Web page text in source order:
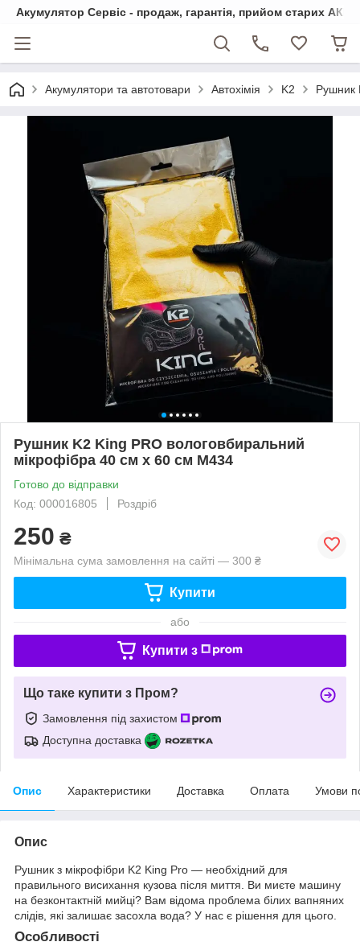
Акумулятор Сервіс - продаж, гарантія, прийом старих АКБ
Акумулятори та автотовари Автохімія K2 Рушник
Рушник K2 King PRO вологовбиральний
мікрофібрa 40 см x 60 см M434
Готово до відправки
Код: 000016805
Роздріб
250 ₴
Мінімальна сума замовлення на сайті — 300 ₴
Купити
або
Купити з
Що таке купити з Пром?
Замовлення під захистом
Доступна доставка
Опис Характеристики Доставка Оплата Умови
Опис
Рушник з мікрофібри K2 King Pro — необхідний для
правильного висихання кузова після миття. Ви миєте машину
на безконтактній мийці? Вам відома проблема білих вапняних
слідів, які залишає засохла вода? У нас є рішення для цього.
Особливості